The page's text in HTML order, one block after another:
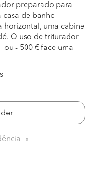
preparado para
casa de banho
horizontal, uma cabine
O uso de triturador
ou - 500 € face uma